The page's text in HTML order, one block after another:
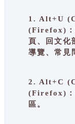
1. Alt+U
(Firefox)：
頁、回文化
導覽、常見
2. Alt+C
(Firefox)：
區。